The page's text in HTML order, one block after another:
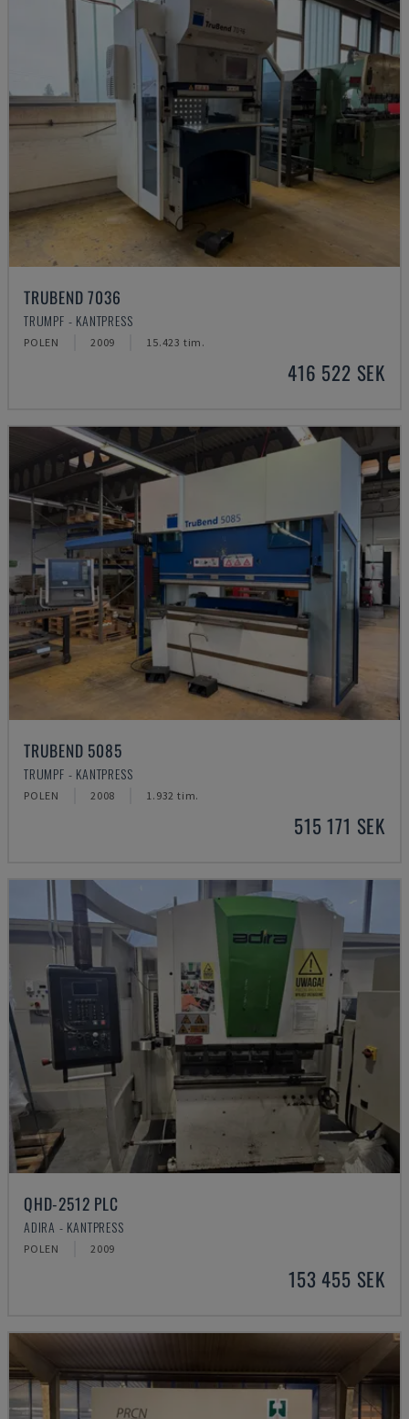
TRUBEND 7036
TRUMPF - KANTPRESS
POLEN 2009 15.423 tim.
416 522 SEK
TRUBEND 5085
TRUMPF - KANTPRESS
POLEN 2008 1.932 tim.
515 171 SEK
QHD-2512 PLC
ADIRA - KANTPRESS
POLEN 2009
153 455 SEK